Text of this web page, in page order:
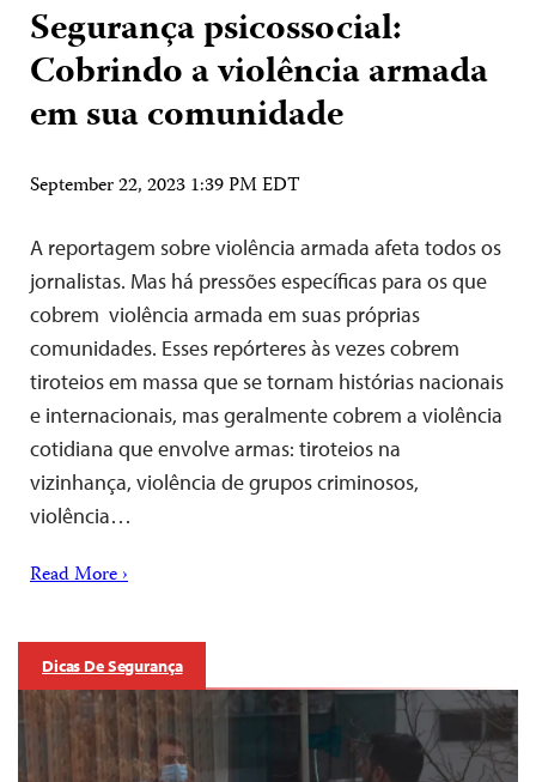
Segurança psicossocial:
Cobrindo a violência armada
em sua comunidade
September 22, 2023 1:39 PM EDT
A reportagem sobre violência armada afeta todos os
jornalistas. Mas há pressões específicas para os que
cobrem violência armada em suas próprias
comunidades. Esses repórteres às vezes cobrem
tiroteios em massa que se tornam histórias nacionais
e internacionais, mas geralmente cobrem a violência
cotidiana que envolve armas: tiroteios na
vizinhança, violência de grupos criminosos,
violência…
Read More ›
Dicas De Segurança